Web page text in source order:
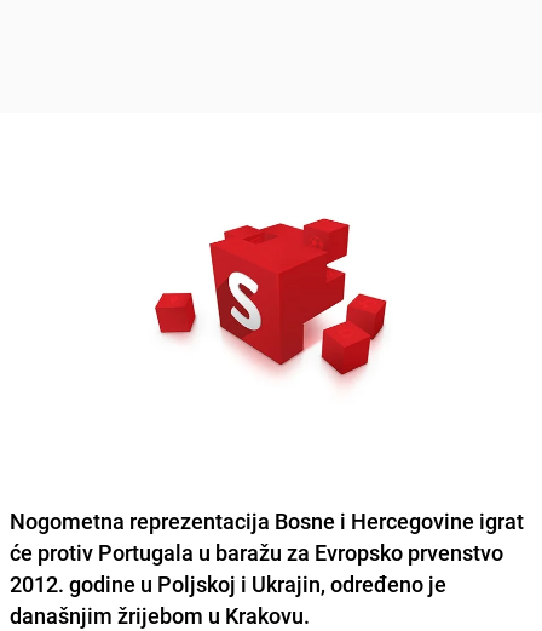
Nogometna reprezentacija Bosne i Hercegovine igrat
će protiv Portugala u baražu za Evropsko prvenstvo
2012. godine u Poljskoj i Ukrajin, određeno je
današnjim žrijebom u Krakovu.